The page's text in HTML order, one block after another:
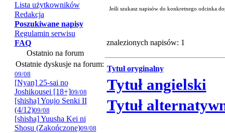
Lista użytkowników
Redakcja
Poszukiwane napisy
Regulamin serwisu
FAQ
Ostatnio na forum
Ostatnie dyskusje na forum:
09/08
[Nyan] 25-sai no
Joshikousei [18+]09/08
[shisha] Youjo Senki II
(4/12)09/08
[shisha] Yuusha Kei ni
Shosu (Zakończone)09/08
Jeśli szukasz napisów do konkretnego odcinka
znalezionych napisów: 1
Tytuł oryginalny
Tytuł angielski
Tytuł